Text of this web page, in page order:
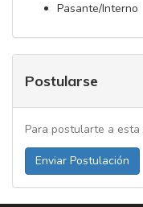
Pasante/Interno
Postularse
Para postularte a
Enviar Postulación